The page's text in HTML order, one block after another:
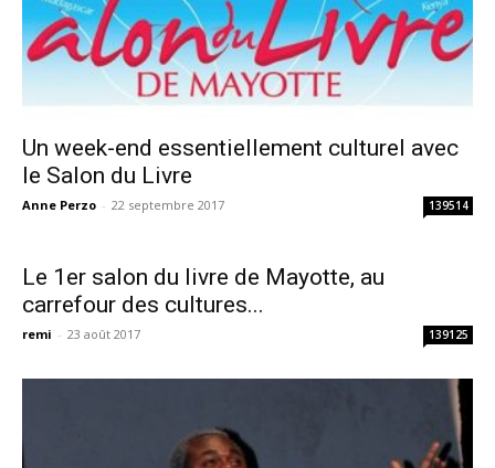
Un week-end essentiellement culturel avec
le Salon du Livre
Anne Perzo - 22 septembre 2017 139514
Le 1er salon du livre de Mayotte, au
carrefour des cultures...
remi - 23 août 2017 139125